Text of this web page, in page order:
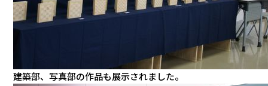
建築部、写真部の作品も展示されました。